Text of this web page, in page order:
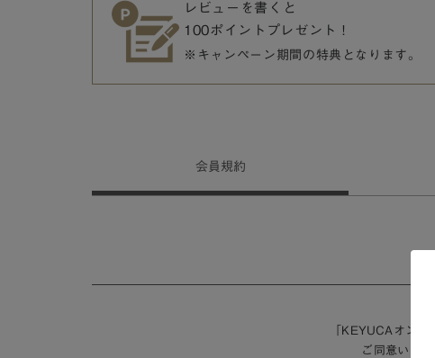
レビューを書くと
100ポイントプレゼント！
※キャンペーン期間の特典となります。
会員 規約
「KEYUCAオンラ
ご同意いた